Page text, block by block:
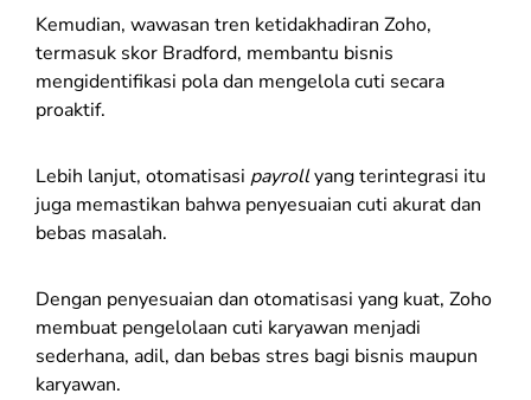
Kemudian, wawasan tren ketidakhadiran Zoho,
termasuk skor Bradford, membantu bisnis
mengidentifikasi pola dan mengelola cuti secara
proaktif.
Lebih lanjut, otomatisasi payrollyang terintegrasi itu
juga memastikan bahwa penyesuaian cuti akurat dan
bebas masalah.
Dengan penyesuaian dan otomatisasi yang kuat, Zoho
membuat pengelolaan cuti karyawan menjadi
sederhana, adil, dan bebas stres bagi bisnis maupun
karyawan.